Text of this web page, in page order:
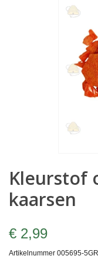
Kleurstof
kaarsen
€ 2,99
Artikelnummer 005695-5GR